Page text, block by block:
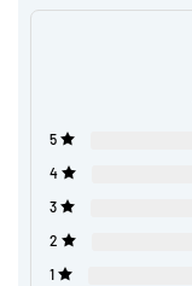
5
4
3
2
1